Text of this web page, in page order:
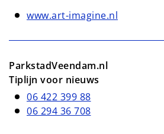
www.art-imagine.nl
ParkstadVeendam.nl
Tiplijn voor nieuws
06 422 399 88
06 294 36 708